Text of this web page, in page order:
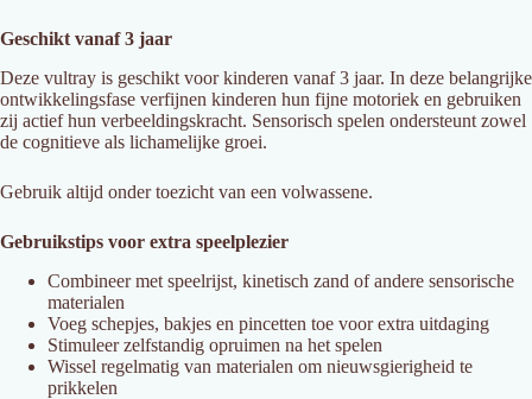
Geschikt vanaf 3 jaar
Deze vultray is geschikt voor kinderen vanaf 3 jaar. In deze belangrijke
ontwikkelingsfase verfijnen kinderen hun fijne motoriek en gebruiken
zij actief hun verbeeldingskracht. Sensorisch spelen ondersteunt zowel
de cognitieve als lichamelijke groei.
Gebruik altijd onder toezicht van een volwassene.
Gebruikstips voor extra speelplezier
Combineer met speelrijst, kinetisch zand of andere sensorische
materialen
Voeg schepjes, bakjes en pincetten toe voor extra uitdaging
Stimuleer zelfstandig opruimen na het spelen
Wissel regelmatig van materialen om nieuwsgierigheid te
prikkelen